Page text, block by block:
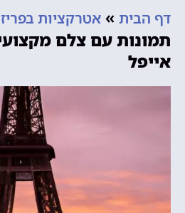
דף הבית » אטרקציות בפריז
תמונות עם צלם
אייפל